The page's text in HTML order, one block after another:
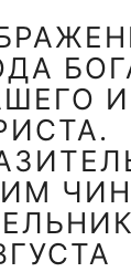
БОГА
И
СПАСА
НАШЕГО
ИИСУСА
ХРИСТА.
ЧИНОМ.